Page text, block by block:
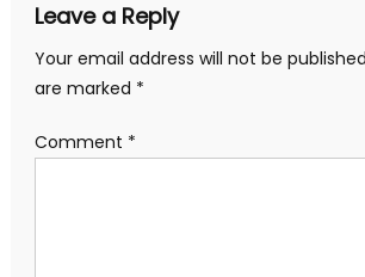
Leave a Reply
Your email address will not be
are marked *
Comment *